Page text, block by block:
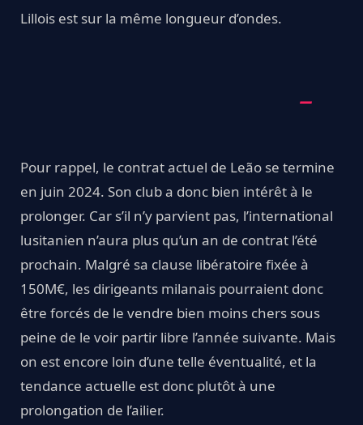
Lillois est sur la même longueur d’ondes.
Pour rappel, le contrat actuel de Leão se termine
en juin 2024. Son club a donc bien intérêt à le
prolonger. Car s’il n’y parvient pas, l’international
lusitanien n’aura plus qu’un an de contrat l’été
prochain. Malgré sa clause libératoire fixée à
150M€, les dirigeants milanais pourraient donc
être forcés de le vendre bien moins chers sous
peine de le voir partir libre l’année suivante. Mais
on est encore loin d’une telle éventualité, et la
tendance actuelle est donc plutôt à une
prolongation de l’ailier.